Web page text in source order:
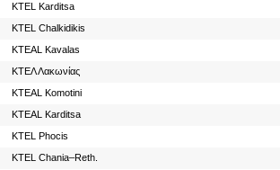
ΚΤΕL Karditsa
ΚΤΕL Chalkidikis
KTEAL Kavalas
ΚΤΕΛ Λακωνίας
KTEAL Komotini
KTEAL Karditsa
ΚΤΕL Phocis
KTEL Chania–Reth.